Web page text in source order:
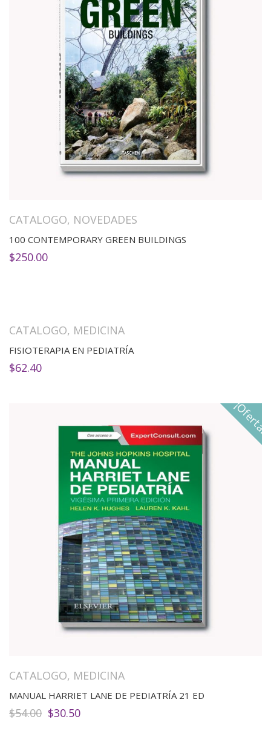
CATALOGO, NOVEDADES
100 CONTEMPORARY GREEN BUILDINGS
$250.00
CATALOGO, MEDICINA
FISIOTERAPIA EN PEDIATRÍA
$62.40
¡Oferta!
CATALOGO, MEDICINA
MANUAL HARRIET LANE DE PEDIATRÍA 21 ED
$54.00 El
$30.50El